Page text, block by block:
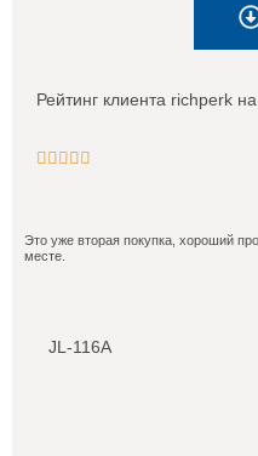
Рейтинг клиента richperk на

Это уже вторая покупка, хороший
месте.
JL-116A